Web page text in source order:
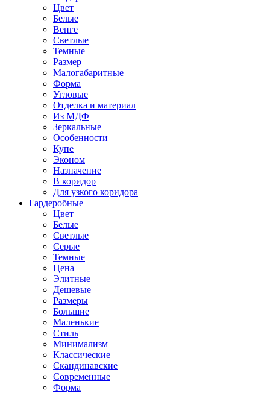
Цвет
Белые
Венге
Светлые
Темные
Размер
Малогабаритные
Форма
Угловые
Отделка и материал
Из МДФ
Зеркальные
Особенности
Купе
Эконом
Назначение
В коридор
Для узкого коридора
Гардеробные
Цвет
Белые
Светлые
Серые
Темные
Цена
Элитные
Дешевые
Размеры
Большие
Маленькие
Стиль
Минимализм
Классические
Скандинавские
Современные
Форма